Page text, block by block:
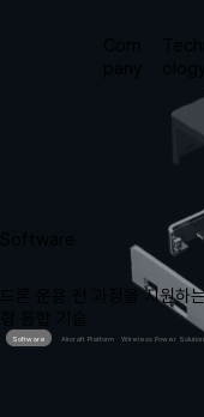
드론 운용 전 과정을 지원하
Software Aircraft Platform Wireless Power